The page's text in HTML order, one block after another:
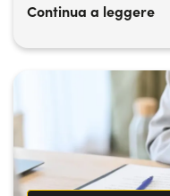
Continua a leggere